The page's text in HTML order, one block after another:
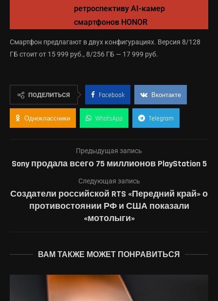
ретроспективу AI-камер
смартфонов HONOR
Смартфон предлагают в двух конфигурациях. Версия 8/128
ГБ стоит от 15 999 руб., 8/256 ГБ — 17 999 руб.
ПОДЕЛИТЬСЯ Facebook Вконтакте
Одноклассники WhatsApp Telegram
Предыдущая запись
Sony продала всего 75 миллионов PlayStation 5
Следующая запись
Создатели российской RTS «Передний край» о
противостоянии РФ и США показали
«мотолыги»
ВАМ ТАКЖЕ МОЖЕТ ПОНРАВИТЬСЯ